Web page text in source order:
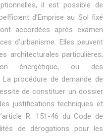
il est possible de
d’Emprise au Sol fixé
accordées après examen
d’urbanisme. Elles peuvent
architecturales particulières,
énergétique, ou des
La procédure de demande de
de constituer un dossier
justifications techniques et
R. 151-46 du Code de
de dérogations pour les